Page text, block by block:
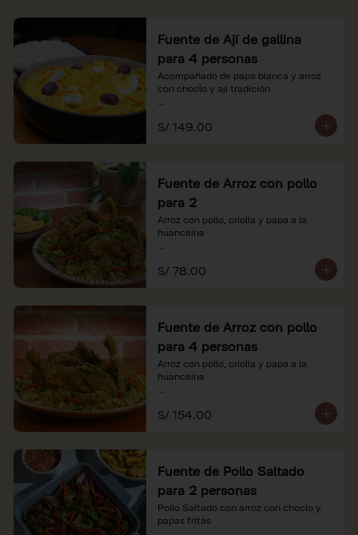
Fuente de Ají de gallina
para 4 personas
Acompañado de papa blanca y arroz
con choclo y ají tradición
*Nuestros precios están expresados en
soles e incluyen impuestos de ley y
S/ 149.00
Fuente de Arroz con pollo
para 2
Arroz con pollo, criolla y papa a la
huancaína
*Nuestros precios están expresados en
soles e incluyen impuestos de ley y
S/ 78.00
Fuente de Arroz con pollo
para 4 personas
Arroz con pollo, criolla y papa a la
huancaína
*Nuestros precios están expresados en
soles e incluyen impuestos de ley y
S/ 154.00
Fuente de Pollo Saltado
para 2 personas
Pollo Saltado con arroz con choclo y
papas fritas